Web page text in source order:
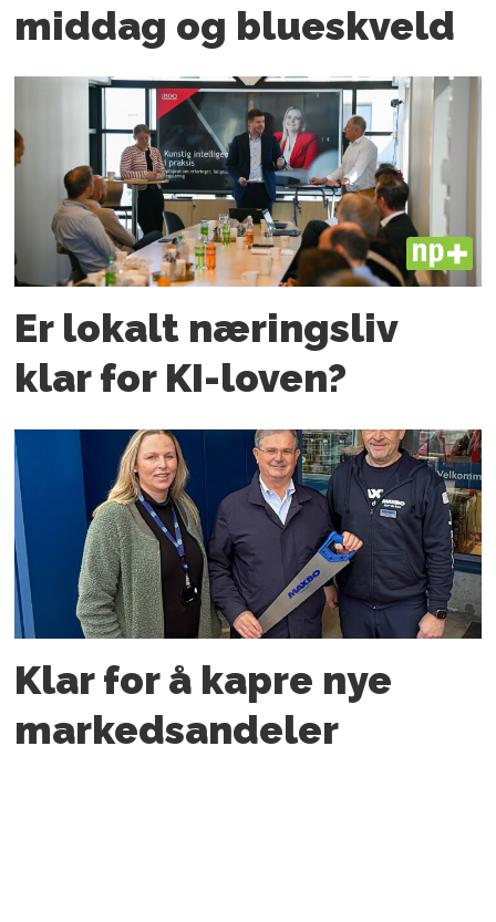
middag og blueskveld
PLUS
Er lokalt næringsliv
klar for KI-loven?
Klar for å kapre nye
markedsandeler